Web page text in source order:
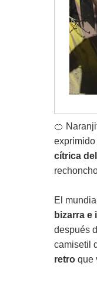
🍊
cítrica
El
bizarra e
después
camisetil
retro que